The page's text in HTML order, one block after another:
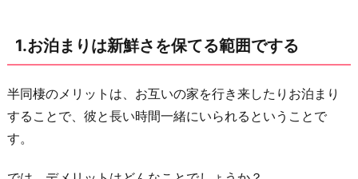
2.
特
別
な
1.お泊まりは新鮮さを保てる範囲でする
半同棲のメリットは、お互いの家を行き来したりお泊まり
することで、彼と長い時間一緒にいられるということで
す。